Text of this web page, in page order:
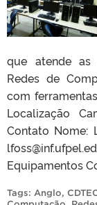
que atende as
Redes de
com
Localização
Contato Nome:
Equipamentos
Tags: Anglo,